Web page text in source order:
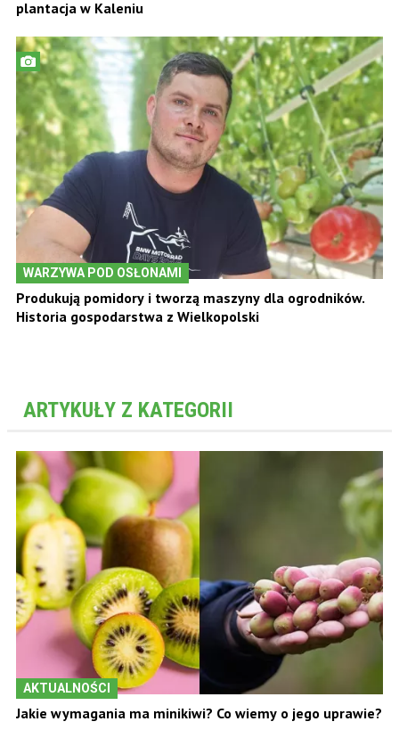
plantacja w Kaleniu
WARZYWA POD OSŁONAMI
Produkują pomidory i tworzą maszyny dla ogrodników.
Historia gospodarstwa z Wielkopolski
ARTYKUŁY Z KATEGORII
AKTUALNOŚCI
Jakie wymagania ma minikiwi? Co wiemy o jego uprawie?